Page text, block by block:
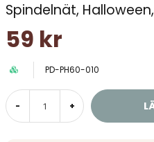
Spindelnät,
59 kr
PD-PH60-010
- +